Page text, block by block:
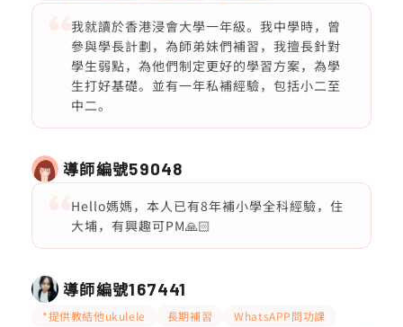
我就讀於香港浸會大學一年級。我中學時，曾
參與學長計劃，為師弟妹們補習，我擅長針對
學生弱點，為他們制定更好的學習方案，為學
生打好基礎。並有一年私補經驗，包括小二至
中二。
導師編號59048
Hello媽媽，本人已有8年補小學全科經驗，住
大埔，有興趣可PM🙏🏻
導師編號167441
*提供教結他ukulele 長期補習 WhatsAPP問功課